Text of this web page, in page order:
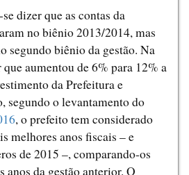
dizer que as contas da
no biênio 2013/2014, mas
segundo biênio da gestão. Na
aumentou de 6% para 12% a
da Prefeitura e
segundo o levantamento do
, o prefeito tem considerado
melhores anos fiscais – e
de 2015 –, comparando-os
anos da gestão anterior. O